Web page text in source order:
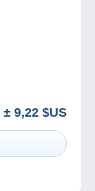
± 9,22 $US